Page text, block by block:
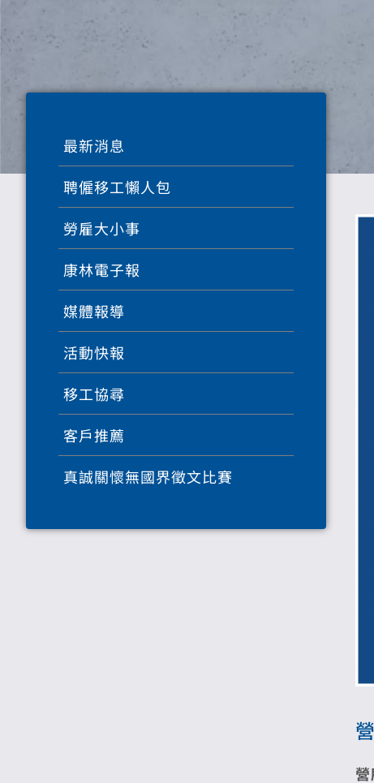
最新消息
聘僱移工懶人包
勞雇大小事
康林電子報
媒體報導
活動快報
移工協尋
客戶推薦
真誠關懷無國界徵文比賽